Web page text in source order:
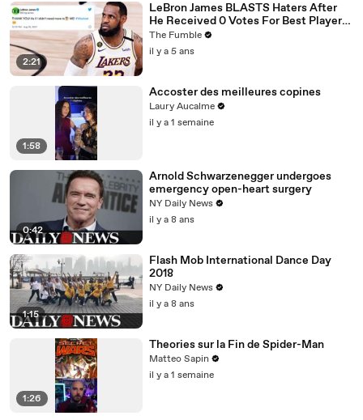
2:21
LeBron James BLASTS Haters After
He Received 0 Votes For Best Player
In The League By NBA Scouts
The Fumble
il y a 5 ans
1:58
Accoster des meilleures copines
Laury Aucalme
il y a 1 semaine
0:42
Arnold Schwarzenegger undergoes
emergency open-heart surgery
NY Daily News
il y a 8 ans
1:15
Flash Mob International Dance Day
2018
NY Daily News
il y a 8 ans
1:26
Theories sur la Fin de Spider-Man
Matteo Sapin
il y a 1 semaine